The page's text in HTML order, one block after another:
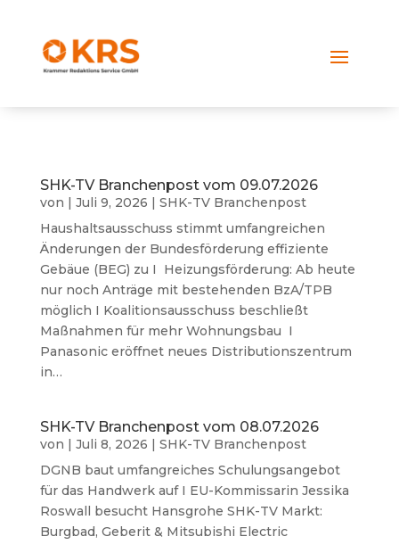
SHK-TV Branchenpost vom 09.07.2026
von | Juli 9, 2026 | SHK-TV Branchenpost
Haushaltsausschuss stimmt umfangreichen
Änderungen der Bundesförderung effiziente
Gebäue (BEG) zu I Heizungsförderung: Ab heute
nur noch Anträge mit bestehenden BzA/TPB
möglich I Koalitionsausschuss beschließt
Maßnahmen für mehr Wohnungsbau I
Panasonic eröffnet neues Distributionszentrum
in…
SHK-TV Branchenpost vom 08.07.2026
von | Juli 8, 2026 | SHK-TV Branchenpost
DGNB baut umfangreiches Schulungsangebot
für das Handwerk auf I EU-Kommissarin Jessika
Roswall besucht Hansgrohe SHK-TV Markt:
Burgbad, Geberit & Mitsubishi Electric